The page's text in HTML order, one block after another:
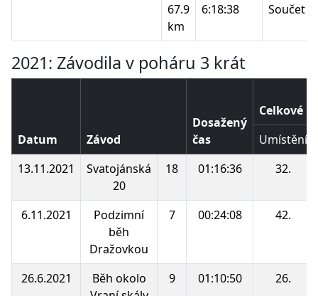
67.9
km
6:18:38 Součet
2021: Závodila v poháru 3 krát
Datum Závod
Dosažený
čas
Celkové
Umístění
13.11.2021
Svatojánská
20
18 01:16:36 32.
6.11.2021
Podzimní
běh
Dražovkou
7 00:24:08 42.
26.6.2021
Běh okolo
9 01:10:50 26.